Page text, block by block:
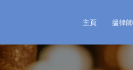
主頁 搵律師